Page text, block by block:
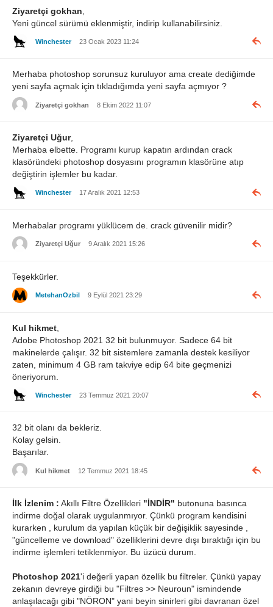
Ziyaretçi gokhan
Yeni güncel sürümü eklenmiştir, indirip kullanabilirsiniz.
Winchester 23 Ocak 2023 11:24
Merhaba photoshop sorunsuz kuruluyor ama create dediğimde
yeni sayfa açmak için tıkladığımda yeni sayfa açmıyor ?
Ziyaretçi gokhan 8 Ekim 2022 11:07
Ziyaretçi Uğur,
Merhaba elbette. Programı kurup kapatın ardından crack
klasöründeki photoshop dosyasını programın klasörüne atıp
değiştirin işlemler bu kadar.
Winchester 17 Aralık 2021 12:53
Merhabalar programı yüklücem de. crack güvenilir midir?
Ziyaretçi Uğur 9 Aralık 2021 15:26
Teşekkürler.
MetehanOzbil 9 Eylül 2021 23:29
Kul hikmet
Adobe Photoshop 2021 32 bit bulunmuyor. Sadece 64 bit
makinelerde çalışır. 32 bit sistemlere zamanla destek kesiliyor
zaten, minimum 4 GB ram takviye edip 64 bite geçmenizi
öneriyorum.
Winchester 23 Temmuz 2021 20:07
32 bit olanı da bekleriz.
Kolay gelsin.
Başarılar.
Kul hikmet 12 Temmuz 2021 18:45
İlk İzlenim : Akıllı Filtre Özellikleri "İNDİR" butonuna basınca
indirme doğal olarak uygulanmıyor. Çünkü program kendisini
kurarken , kurulum da yapılan küçük bir değişiklik sayesinde ,
"güncelleme ve download" özelliklerini devre dışı bıraktığı için bu
indirme işlemleri tetiklenmiyor. Bu üzücü durum.
Photoshop 2021'i değerli yapan özellik bu filtreler. Çünkü yapay
zekanın devreye girdiği bu "Filtres >> Neuroun" ismindende
anlaşılacağı gibi "NÖRON" yani beyin sinirleri gibi davranan özel